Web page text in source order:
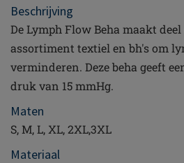
Beschrijving
De Lymph Flow Beha maakt
assortiment textiel en bh's om
verminderen. Deze beha geeft
druk van 15 mmHg.
Maten
S, M, L, XL, 2XL,3XL
Materiaal